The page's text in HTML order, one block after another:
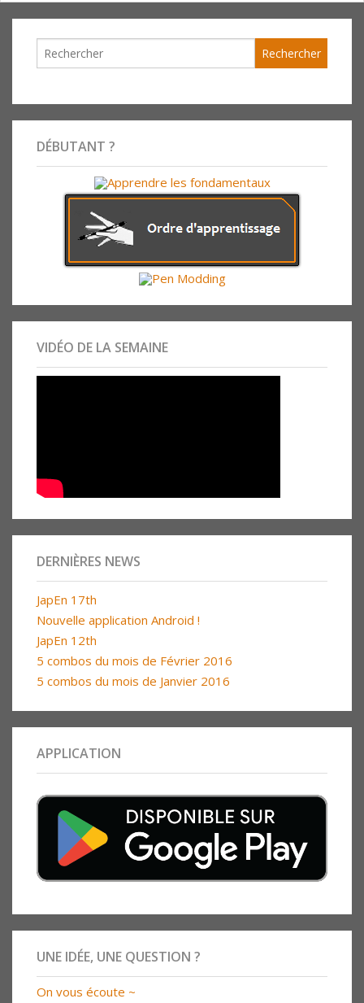
DÉBUTANT ?
VIDÉO DE LA SEMAINE
DERNIÈRES NEWS
JapEn 17th
Nouvelle application Android !
JapEn 12th
5 combos du mois de Février 2016
5 combos du mois de Janvier 2016
APPLICATION
UNE IDÉE, UNE QUESTION ?
On vous écoute ~